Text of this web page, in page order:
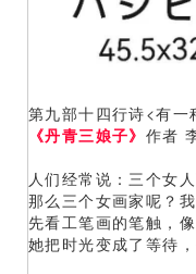
第九部十四行诗<有一
《丹青三娘子》 作者
人们经常说：三个女
那么三个女画家呢？
先看工笔画的笔触，
她把时光变成了等待